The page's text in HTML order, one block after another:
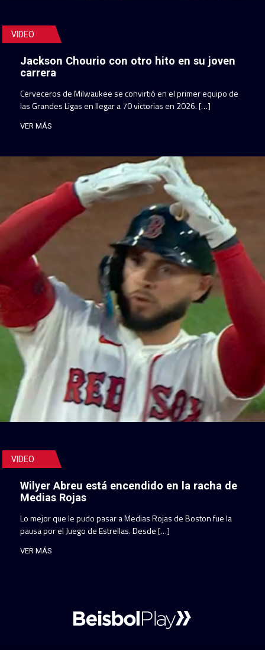
VIDEO
Jackson Chourio con otro hito en su joven
carrera
Cerveceros de Milwaukee se convirtió en el primer equipo de
las Grandes Ligas en llegar a 70 victorias en 2026. […]
VER MÁS
VIDEO
Wilyer Abreu está encendido en la racha de
Medias Rojas
Lo mejor que le pudo pasar a Medias Rojas de Boston fue la
pausa por el Juego de Estrellas. Desde […]
VER MÁS